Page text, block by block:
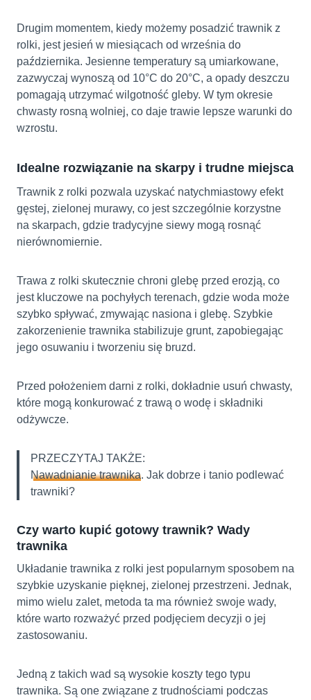
Drugim momentem, kiedy możemy posadzić trawnik z
rolki, jest jesień w miesiącach od września do
października. Jesienne temperatury są umiarkowane,
zazwyczaj wynoszą od 10°C do 20°C, a opady deszczu
pomagają utrzymać wilgotność gleby. W tym okresie
chwasty rosną wolniej, co daje trawie lepsze warunki do
wzrostu.
Idealne rozwiązanie na skarpy i trudne miejsca
Trawnik z rolki pozwala uzyskać natychmiastowy efekt
gęstej, zielonej murawy, co jest szczególnie korzystne
na skarpach, gdzie tradycyjne siewy mogą rosnąć
nierównomiernie.
Trawa z rolki skutecznie chroni glebę przed erozją, co
jest kluczowe na pochyłych terenach, gdzie woda może
szybko spływać, zmywając nasiona i glebę. Szybkie
zakorzenienie trawnika stabilizuje grunt, zapobiegając
jego osuwaniu i tworzeniu się bruzd.
Przed położeniem darni z rolki, dokładnie usuń chwasty,
które mogą konkurować z trawą o wodę i składniki
odżywcze.
PRZECZYTAJ TAKŻE:
Nawadnianie trawnika. Jak dobrze i tanio podlewać
trawniki?
Czy warto kupić gotowy trawnik? Wady
trawnika
Układanie trawnika z rolki jest popularnym sposobem na
szybkie uzyskanie pięknej, zielonej przestrzeni. Jednak,
mimo wielu zalet, metoda ta ma również swoje wady,
które warto rozważyć przed podjęciem decyzji o jej
zastosowaniu.
Jedną z takich wad są wysokie koszty tego typu
trawnika. Są one związane z trudnościami podczas